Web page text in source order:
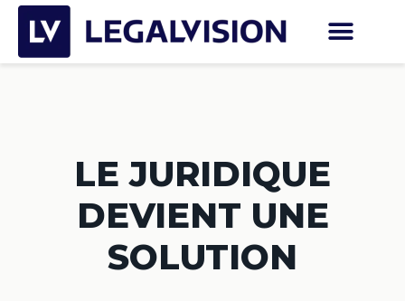
LE JURIDIQUE
DEVIENT UNE
SOLUTION